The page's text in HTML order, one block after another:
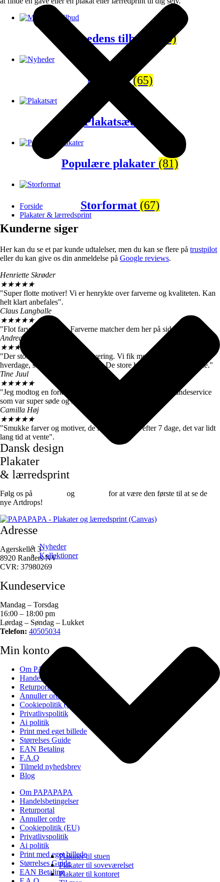
Forside
Plakater & lærredsprint
Nyheder
Kollektioner
Plakater til stuen
Plakater til soveværelset
Plakater til kontoret
Månedens tilbud (120)
Nyheder(65)
Plakatsæt
Populære plakater (81)
Storformat (67)
Kunderne siger
Her kan du se et par kunde udtalelser, men du kan se flere på trustpilot
eller du kan give os din anmeldelse på Google reviews.
Henriette Skrøder
★★★★★
"Super flotte motiver! Vi er henrykte over farverne og kvaliteten. Kan
helt klart anbefales".
Claus Langballe
★★★★★
"Flot farvegengivelse. Farverne matcher dem her på siden".
Andreas W. Nielsen
★★★
"Der stod 4-6 hverdage ved levering. Vi fik motiverne efter 3
hverdage, så vi er meget tilfredse. De store billeder er virkelig flotte."
Tine Juul
★★★★★
"Jeg modtog en forkert plakat. Men fik hurtigt talt med kundeservice
som var super søde og sendte mig straks den rigtige".
Camilla Høj
★★★★★
"Smukke farver og motiver, de kom dog først efter 7 dage, det var lidt
lang tid at vente".
Dansk design
Plakater
& lærredsprint
Følg os på og
for at være den første til at se de
nye Artdrops!
Adresse
Agerskellet 3
8920 Randers NV
CVR: 37980269
Kundeservice
Mandag – Torsdag
16:00 – 18:00 pm
Lørdag – Søndag – Lukket
Telefon: 40505034
Min konto
Om PAPAPAPA
Handelsbetingelser
Returportal
Annuller ordre
Cookiepolitik (EU)
Privatlivspolitik
Ai politik
Print med eget billede
Størrelses Guide
EAN Betaling
F.A.Q
Tilmeld nyhedsbrev
Blog
Om PAPAPAPA
Handelsbetingelser
Returportal
Annuller ordre
Cookiepolitik (EU)
Privatlivspolitik
Ai politik
Print med eget billede
Størrelses Guide
EAN Betaling